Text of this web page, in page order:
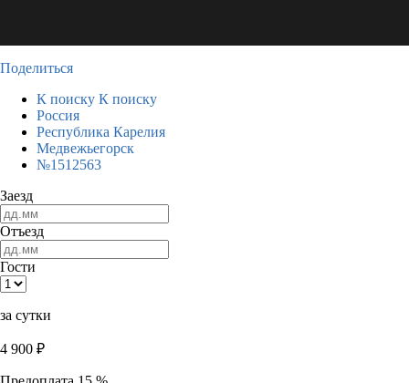
Поделиться
К поиску К поиску
Россия
Республика Карелия
Медвежьегорск
№1512563
Заезд
Отъезд
Гости
за сутки
4 900 ₽